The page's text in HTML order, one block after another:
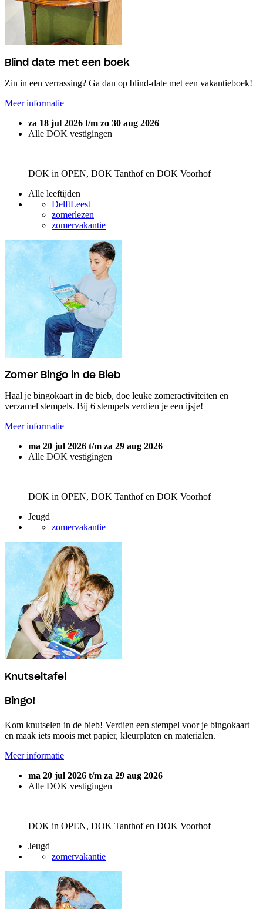
Blind date met een boek
Zin in een verrassing? Ga dan op blind-date met een vakantieboek!
Meer informatie
za 18 jul 2026 t/m zo 30 aug 2026
Alle DOK vestigingen
DOK in OPEN, DOK Tanthof en DOK Voorhof
Alle leeftijden
DelftLeest
zomerlezen
zomervakantie
Zomer Bingo in de Bieb
Haal je bingokaart in de bieb, doe leuke zomeractiviteiten en
verzamel stempels. Bij 6 stempels verdien je een ijsje!
Meer informatie
ma 20 jul 2026 t/m za 29 aug 2026
Alle DOK vestigingen
DOK in OPEN, DOK Tanthof en DOK Voorhof
Jeugd
zomervakantie
Knutseltafel
Bingo!
Kom knutselen in de bieb! Verdien een stempel voor je bingokaart
en maak iets moois met papier, kleurplaten en materialen.
Meer informatie
ma 20 jul 2026 t/m za 29 aug 2026
Alle DOK vestigingen
DOK in OPEN, DOK Tanthof en DOK Voorhof
Jeugd
zomervakantie